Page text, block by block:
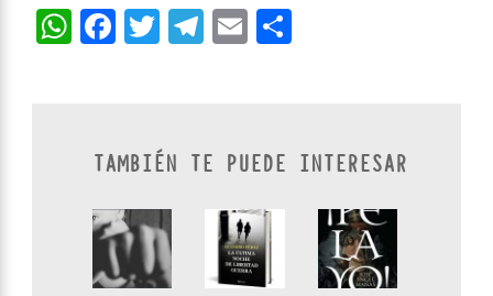
WhatsApp
Facebook
Twitter
Telegram
Email
TAMBIÉN TE PUEDE INTERESAR